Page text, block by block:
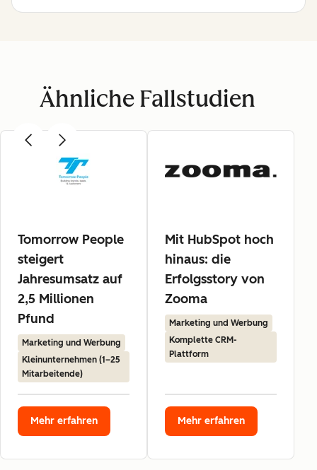
Ähnliche Fallstudien
Tomorrow People
steigert
Jahresumsatz auf
2,5 Millionen
Pfund
Marketing und Werbung
Kleinunternehmen (1–25
Mitarbeitende)
Mehr erfahren
Mit HubSpot hoch
hinaus: die
Erfolgsstory von
Zooma
Marketing und Werbung
Komplette CRM-
Plattform
Mehr erfahren